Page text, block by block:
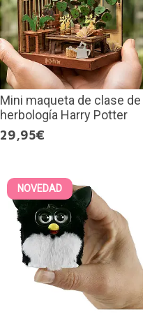
Mini maqueta de clase de
herbología Harry Potter
29,95€
NOVEDAD